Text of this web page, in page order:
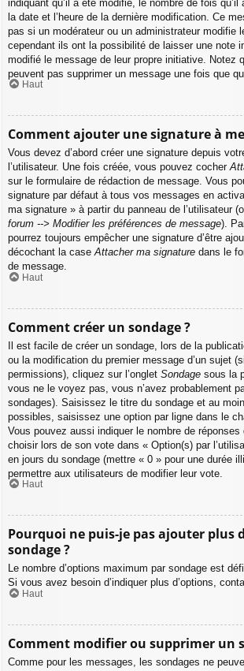
indiquant qu’il a été modifié, le nombre de fois
la date et l’heure de la dernière modification. Ce
pas si un modérateur ou un administrateur modifie
cependant ils ont la possibilité de laisser une note
modifié le message de leur propre initiative. Notez
peuvent pas supprimer un message une fois que
Haut
Comment ajouter une signature à
Vous devez d’abord créer une signature depuis
l’utilisateur. Une fois créée, vous pouvez cocher
sur le formulaire de rédaction de message. Vous
signature par défaut à tous vos messages en
ma signature » à partir du panneau de l’utilisateur
forum --> Modifier les préférences de message).
pourrez toujours empêcher une signature d’être
décochant la caseAttacher ma signature dans le
de message.
Haut
Comment créer un sondage ?
Il est facile de créer un sondage, lors de la
ou la modification du premier message d’un sujet
permissions), cliquez sur l’onglet Sondage sous la
vous ne le voyez pas, vous n’avez probablement
sondages). Saisissez le titre du sondage et au
possibles, saisissez une option par ligne dans le
Vous pouvez aussi indiquer le nombre de réponses
choisir lors de son vote dans « Option(s) par
en jours du sondage (mettre « 0 » pour une durée
permettre aux utilisateurs de modifier leur vote.
Haut
Pourquoi ne puis-je pas ajouter plus
sondage ?
Le nombre d’options maximum par sondage est
Si vous avez besoin d’indiquer plus d’options,
Haut
Comment modifier ou supprimer un
Comme pour les messages, les sondages ne